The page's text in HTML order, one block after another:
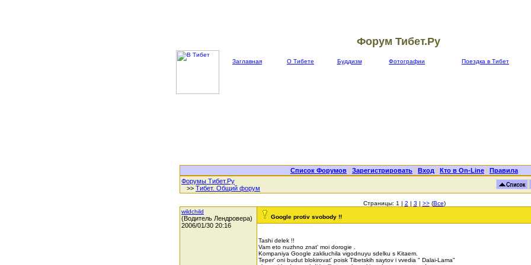
Форум Тибет.Ру
Заглавная О Тибете Буддизм Фотографии Поездка в Тибет
Список Форумов | Зарегистрировать | Вход | Кто в On-Line | Правила
Форумы Тибет.Ру
>> Тибет. Общий форум
Страницы: 1 | 2 | 3 | >>(Все)
wildchild
(Водитель Лендровера)
2006/01/30 20:16
Google protiv svobody !!
Tashi delek !!
Vam eto nuzhno znat' moi dorogie .
Kompaniya Google zakliuchila vigodnuyu sdelku s Kitaem.
Teper' oni budut blokirovat' poisk Tibetskih saytov i vvedia " Dalai-Lama"